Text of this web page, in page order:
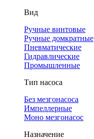
Вид
Ручные винтовые
Ручные домкратные
Пневматические
Гидравлические
Промышленные
Тип насоса
Без мезгонасоса
Импеллерные
Моно мезгонасос
Назначение